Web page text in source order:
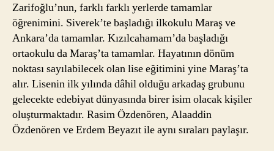
Zarifoğlu’nun, farklı farklı yerlerde tamamlar
öğrenimini. Siverek’te başladığı ilkokulu Maraş ve
Ankara’da tamamlar. Kızılcahamam’da başladığı
ortaokulu da Maraş’ta tamamlar. Hayatının dönüm
noktası sayılabilecek olan lise eğitimini yine Maraş’ta
alır. Lisenin ilk yılında dâhil olduğu arkadaş grubunu
gelecekte edebiyat dünyasında birer isim olacak kişiler
oluşturmaktadır. Rasim Özdenören, Alaaddin
Özdenören ve Erdem Beyazıt ile aynı sıraları paylaşır.